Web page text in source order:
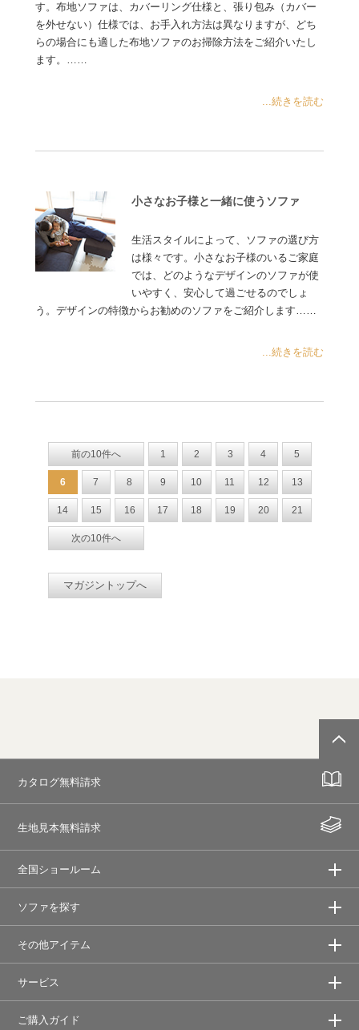
す。布地ソファは、カバーリング仕様と、張り包み（カバー
を外せない）仕様では、お手入れ方法は異なりますが、どち
らの場合にも適した布地ソファのお掃除方法をご紹介いたし
ます。……
...続きを読む
小さなお子様と一緒に使うソファ
生活スタイルによって、ソファの選び方
は様々です。小さなお子様のいるご家庭
では、どのようなデザインのソファが使
いやすく、安心して過ごせるのでしょ
う。デザインの特徴からお勧めのソファをご紹介します……
...続きを読む
前の10件へ 1 2 3 4 5
6 7 8 9 10 11 12 13
14 15 16 17 18 19 20 21
次の10件へ
マガジントップへ
カタログ無料請求
生地見本無料請求
全国ショールーム
ソファを探す
その他アイテム
サービス
ご購入ガイド